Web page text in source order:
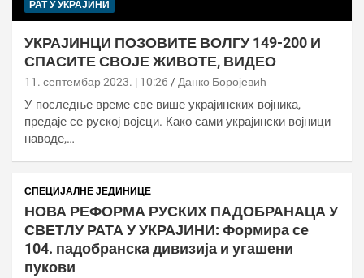
РАТ У УКРАЈИНИ
УКРАЈИНЦИ ПОЗОВИТЕ ВОЛГУ 149-200 И
СПАСИТЕ СВОЈЕ ЖИВОТЕ, ВИДЕО
11. септембар 2023. | 10:26 Данко Боројевић
У последње време све више украјинских војника,
предаје се руској војсци. Како сами украјински војници
наводе,…
СПЕЦИЈАЛНЕ ЈЕДИНИЦЕ
НОВА РЕФОРМА РУСКИХ ПАДОБРАНАЦА У
СВЕТЛУ РАТА У УКРАЈИНИ: Формира се
104. падобранска дивизија и угашени
пукови